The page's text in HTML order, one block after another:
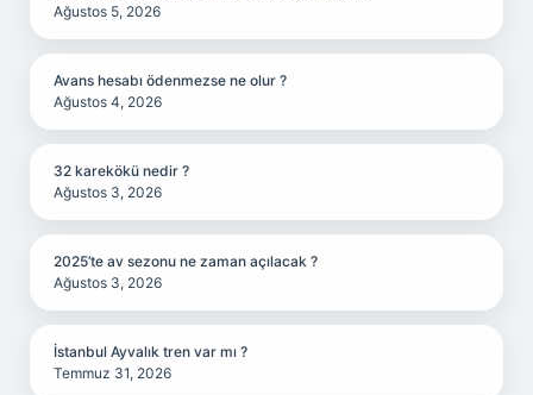
Ağustos 5, 2026
Avans hesabı ödenmezse ne olur ?
Ağustos 4, 2026
32 karekökü nedir ?
Ağustos 3, 2026
2025’te av sezonu ne zaman açılacak ?
Ağustos 3, 2026
İstanbul Ayvalık tren var mı ?
Temmuz 31, 2026